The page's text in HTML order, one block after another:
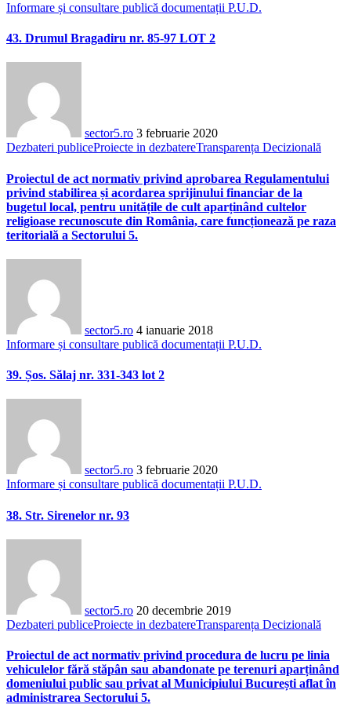
Informare și consultare publică documentații P.U.D.
43. Drumul Bragadiru nr. 85-97 LOT 2
sector5.ro 3 februarie 2020
Dezbateri publiceProiecte in dezbatereTransparența Decizională
Proiectul de act normativ privind aprobarea Regulamentului
privind stabilirea și acordarea sprijinului financiar de la
bugetul local, pentru unitățile de cult aparținând cultelor
religioase recunoscute din România, care funcționează pe raza
teritorială a Sectorului 5.
sector5.ro 4 ianuarie 2018
Informare și consultare publică documentații P.U.D.
39. Șos. Sălaj nr. 331-343 lot 2
sector5.ro 3 februarie 2020
Informare și consultare publică documentații P.U.D.
38. Str. Sirenelor nr. 93
sector5.ro 20 decembrie 2019
Dezbateri publiceProiecte in dezbatereTransparența Decizională
Proiectul de act normativ privind procedura de lucru pe linia
vehiculelor fără stăpân sau abandonate pe terenuri aparținând
domeniului public sau privat al Municipiului București aflat în
administrarea Sectorului 5.